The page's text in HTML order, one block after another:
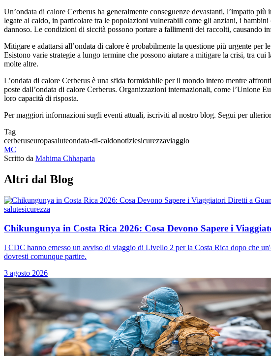
Un’ondata di calore Cerberus ha generalmente conseguenze devastanti, l’impatto
legate al caldo, in particolare tra le popolazioni vulnerabili come gli anziani, i
dannoso. Le condizioni di siccità possono portare a fallimenti dei raccolti, causando
Mitigare e adattarsi all’ondata di calore è probabilmente la questione più urgente
Esistono varie strategie a lungo termine che possono aiutare a mitigare la crisi, tra
molte altre.
L’ondata di calore Cerberus è una sfida formidabile per il mondo intero mentre
poste dall’ondata di calore Cerberus. Organizzazioni internazionali, come l’Unione
loro capacità di risposta.
Per maggiori informazioni sugli eventi attuali, iscriviti al nostro blog. Segui per
Tag
cerberuseuropasaluteondata-di-caldonotiziesicurezzaviaggio
MC
Scritto da Mahima Chhaparia
Altri dal Blog
salutesicurezza
Chikungunya in Costa Rica 2026: Cosa Devono Sapere i
I CDC hanno emesso un avviso di viaggio di Livello 2 per la Costa Rica dopo che
dovresti comunque partire.
3 agosto 2026